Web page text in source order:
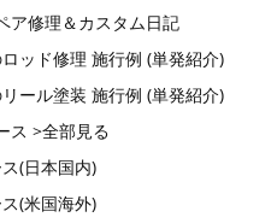
ア修理＆カスタム日記
ッド修理 施行例 (単発紹介)
ール塗装 施行例 (単発紹介)
ス >全部見る
(日本国内)
(米国海外)